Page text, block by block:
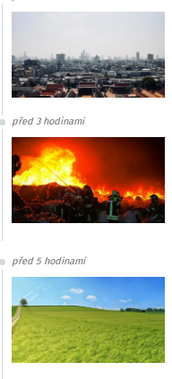
před 3 hodinami
před 5 hodinami